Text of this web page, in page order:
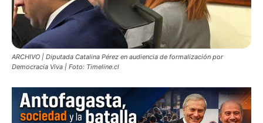
ARCHIVO | Diputada Catalina Pérez en audiencia de formalización por
Democracia Viva | Foto: Timeline.cl